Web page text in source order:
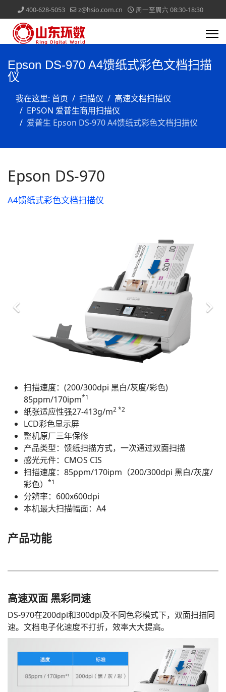
400-628-5053 z@hsio.com.cn 周一至周六 08:30-18:30
Epson DS-970 A4馈纸式彩色文档扫描
仪
我在这里: 首页 扫描仪
高速文档扫描仪
EPSON 爱普生商用扫描仪
爱普生 Epson DS-970 A4馈纸式彩色文档扫描仪
Epson DS-970
A4馈纸式彩色文档扫描仪
扫描速度：(200/300dpi 黑白/灰度/彩色)
85ppm/170ipm*1
纸张适应性强27-413g/m2 *2
LCD彩色显示屏
整机原厂三年保修
产品类型：馈纸扫描方式，一次通过双面扫描
感光元件：CMOS CIS
扫描速度：85ppm/170ipm（200/300dpi 黑白/灰度/
彩色）
*1
分辨率：600x600dpi
本机最大扫描幅面：A4
产品功能
高速双面 黑彩同速
DS-970在200dpi和300dpi及不同色彩模式下，双面扫描同
速。文档电子化速度不打折，效率大大提高。